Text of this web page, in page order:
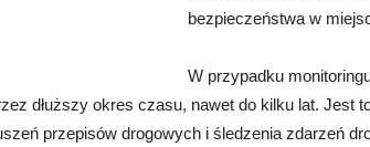
bezpieczeństwa w
W przypadku
dłuższy okres czasu, nawet do kilku lat. Jest
przepisów drogowych i śledzenia zdarzeń